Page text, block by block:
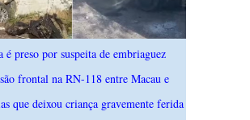
é preso por suspeita de embriaguez
frontal na RN-118 entre Macau e
que deixou criança gravemente ferida